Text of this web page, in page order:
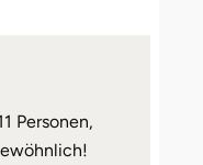
Personen,